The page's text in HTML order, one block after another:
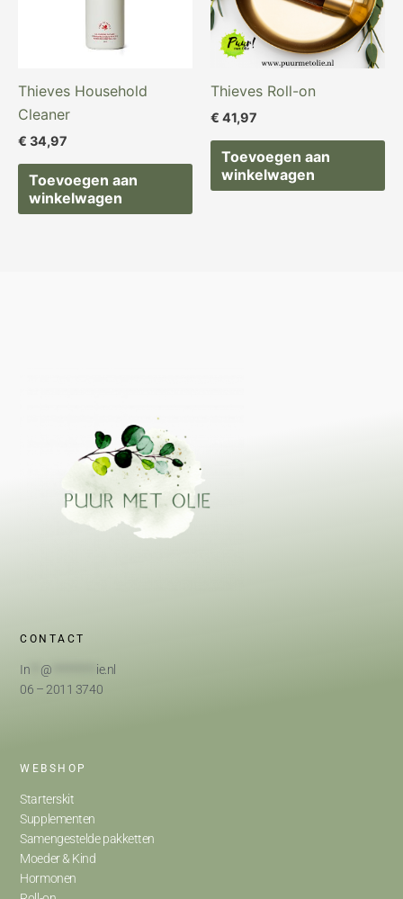
Thieves Household
Cleaner
€ 34,97
Toevoegen aan
winkelwagen
Thieves Roll-on
€ 41,97
Toevoegen aan
winkelwagen
CONTACT
In @
ie.nl
06 – 2011 3740
WEBSHOP
Starterskit
Supplementen
Samengestelde pakketten
Moeder & Kind
Hormonen